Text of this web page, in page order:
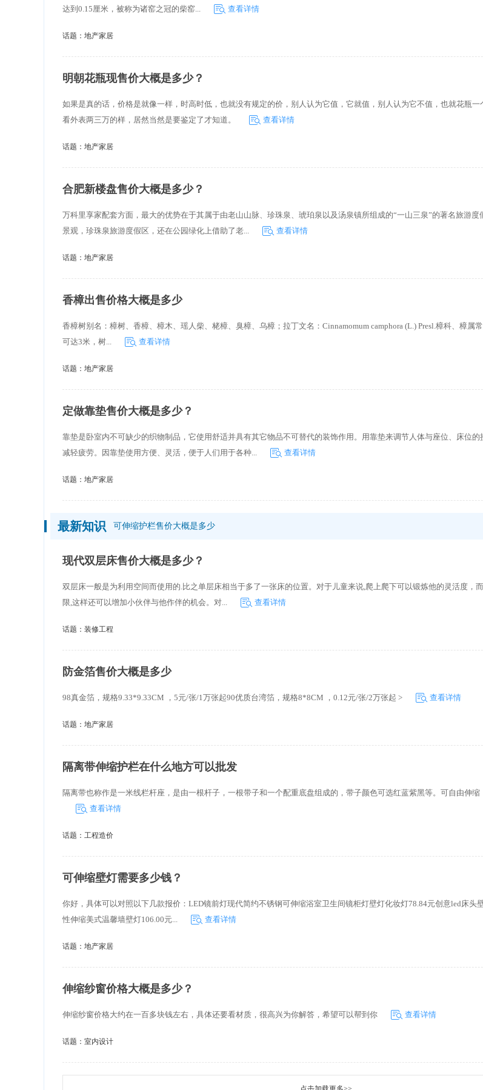
达到0.15厘米，被称为诸窑之冠的柴窑...
查看详情
话题： 地产家居
明朝花瓶现售价大概是多少？
如果是真的话，价格是就像一样，时高时低，也就没有规定的价，别人认为它值，它就值，别人认为它不值，也就花瓶一
看外表两三万的样，居然当然是要鉴定了才知道。
查看详情
话题： 地产家居
合肥新楼盘售价大概是多少？
万科里享家配套方面，最大的优势在于其属于由老山山脉、珍珠泉、琥珀泉以及汤泉镇所组成的“一山三泉”的著名旅游度
景观，珍珠泉旅游度假区，还在公园绿化上借助了老...
查看详情
话题： 地产家居
香樟出售价格大概是多少
香樟树别名：樟树、香樟、樟木、瑶人柴、栳樟、臭樟、乌樟；拉丁文名：Cinnamomum camphora (L.) Presl.樟科、樟属
可达3米，树...
查看详情
话题： 地产家居
定做靠垫售价大概是多少？
靠垫是卧室内不可缺少的织物制品，它使用舒适并具有其它物品不可替代的装饰作用。用靠垫来调节人体与座位、床位
减轻疲劳。因靠垫使用方便、灵活，便于人们用于各种...
查看详情
话题： 地产家居
最新知识 可伸缩护栏售价大概是多少
现代双层床售价大概是多少？
双层床一般是为利用空间而使用的.比之单层床相当于多了一张床的位置。对于儿童来说,爬上爬下可以锻炼他的灵活度，
限,这样还可以增加小伙伴与他作伴的机会。对...
查看详情
话题： 装修工程
防金箔售价大概是多少
98真金箔，规格9.33*9.33CM ，5元/张/1万张起90优质台湾箔，规格8*8CM ，0.12元/张/2万张起 > 查看详情
话题： 地产家居
隔离带伸缩护栏在什么地方可以批发
隔离带也称作是一米线栏杆座，是由一根杆子，一根带子和一个配重底盘组成的，带子颜色可选红蓝紫黑等。可自由伸
查看详情
话题： 工程造价
可伸缩壁灯需要多少钱？
你好，具体可以对照以下几款报价：LED镜前灯现代简约不锈钢可伸缩浴室卫生间镜柜灯壁灯化妆灯78.84元创意led床头
性伸缩美式温馨墙壁灯106.00元...
查看详情
话题： 地产家居
伸缩纱窗价格大概是多少？
伸缩纱窗价格大约在一百多块钱左右，具体还要看材质，很高兴为你解答，希望可以帮到你 查看详情
话题： 室内设计